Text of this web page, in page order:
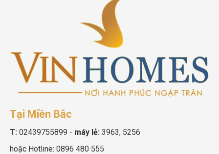
Tại Miền Bắc
T: 02439755899 - máy lẻ: 3963; 5256
hoặc Hotline: 0896 480 555